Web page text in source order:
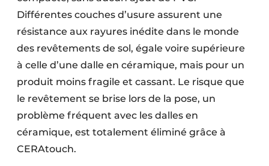
Différentes couches d’usure assurent une
résistance aux rayures inédite dans le monde
des revêtements de sol, égale voire supérieure
à celle d’une dalle en céramique, mais pour un
produit moins fragile et cassant. Le risque que
le revêtement se brise lors de la pose, un
problème fréquent avec les dalles en
céramique, est totalement éliminé grâce à
CERAtouch.